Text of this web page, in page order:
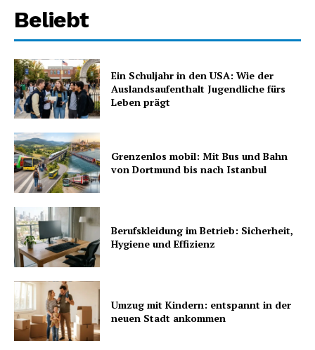
Beliebt
Ein Schuljahr in den USA: Wie der
Auslandsaufenthalt Jugendliche fürs
Leben prägt
Grenzenlos mobil: Mit Bus und Bahn
von Dortmund bis nach Istanbul
Berufskleidung im Betrieb: Sicherheit,
Hygiene und Effizienz
Umzug mit Kindern: entspannt in der
neuen Stadt ankommen